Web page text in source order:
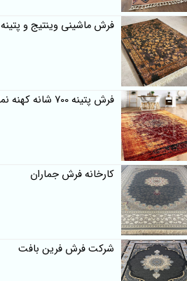
فرش ماشینی وینتیج و پتینه
فرش پتینه 700 شانه کهنه نما
کارخانه فرش جماران
شرکت فرش فرین بافت